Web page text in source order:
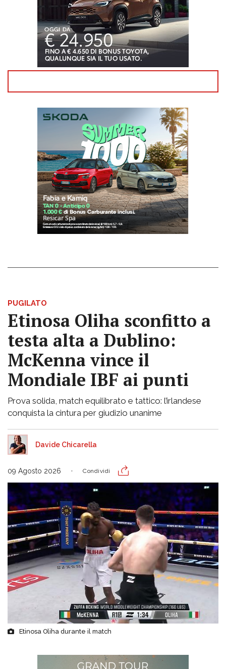
PUGILATO
Etinosa Oliha sconfitto a
testa alta a Dublino:
McKenna vince il
Mondiale IBF ai punti
Prova solida, match equilibrato e tattico: l’irlandese
conquista la cintura per giudizio unanime
Davide Chicarella
09 Agosto 2026 Condividi
Etinosa Oliha durante il match